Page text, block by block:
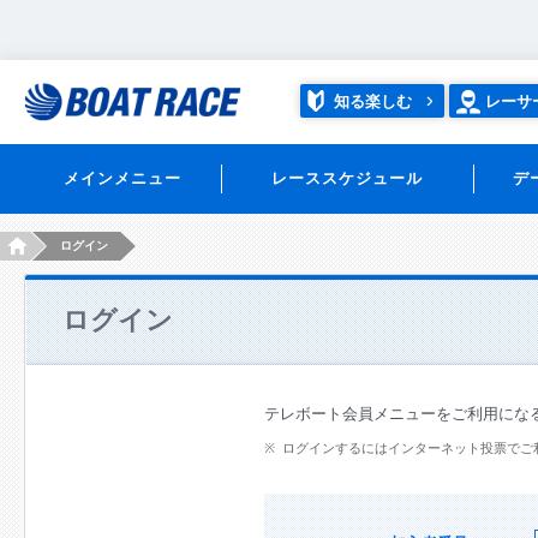
知る楽しむ レーサ
メインメニュー レーススケジュール デ
HOMEログイン
ログイン
テレボート会員メニューをご利用にな
ログインするにはインターネット投票で